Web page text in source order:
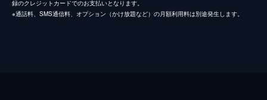
録のクレジットカードでのお支払いとなります。
※通話料、SMS通信料、オプション（かけ放題など）の月額利用料は別途発生します。